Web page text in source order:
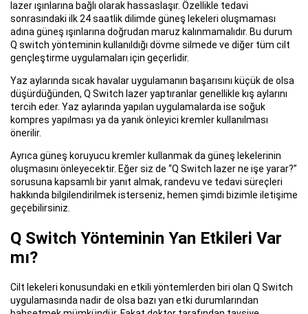
lazer ışınlarına bağlı olarak hassaslaşır. Özellikle tedavi
sonrasındaki ilk 24 saatlik dilimde güneş lekeleri oluşmaması
adına güneş ışınlarına doğrudan maruz kalınmamalıdır. Bu durum
Q switch yönteminin kullanıldığı dövme silmede ve diğer tüm cilt
gençleştirme uygulamaları için geçerlidir.
Yaz aylarında sıcak havalar uygulamanın başarısını küçük de olsa
düşürdüğünden, Q Switch lazer yaptıranlar genellikle kış aylarını
tercih eder. Yaz aylarında yapılan uygulamalarda ise soğuk
kompres yapılması ya da yanık önleyici kremler kullanılması
önerilir.
Ayrıca güneş koruyucu kremler kullanmak da güneş lekelerinin
oluşmasını önleyecektir. Eğer siz de “Q Switch lazer ne işe yarar?”
sorusuna kapsamlı bir yanıt almak, randevu ve tedavi süreçleri
hakkında bilgilendirilmek isterseniz, hemen şimdi bizimle iletişime
geçebilirsiniz.
Q Switch Yönteminin Yan Etkileri Var
mı?
Cilt lekeleri konusundaki en etkili yöntemlerden biri olan Q Switch
uygulamasında nadir de olsa bazı yan etki durumlarından